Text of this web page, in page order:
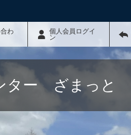
わ
個人会員ログイ
ン
ター ざまっと